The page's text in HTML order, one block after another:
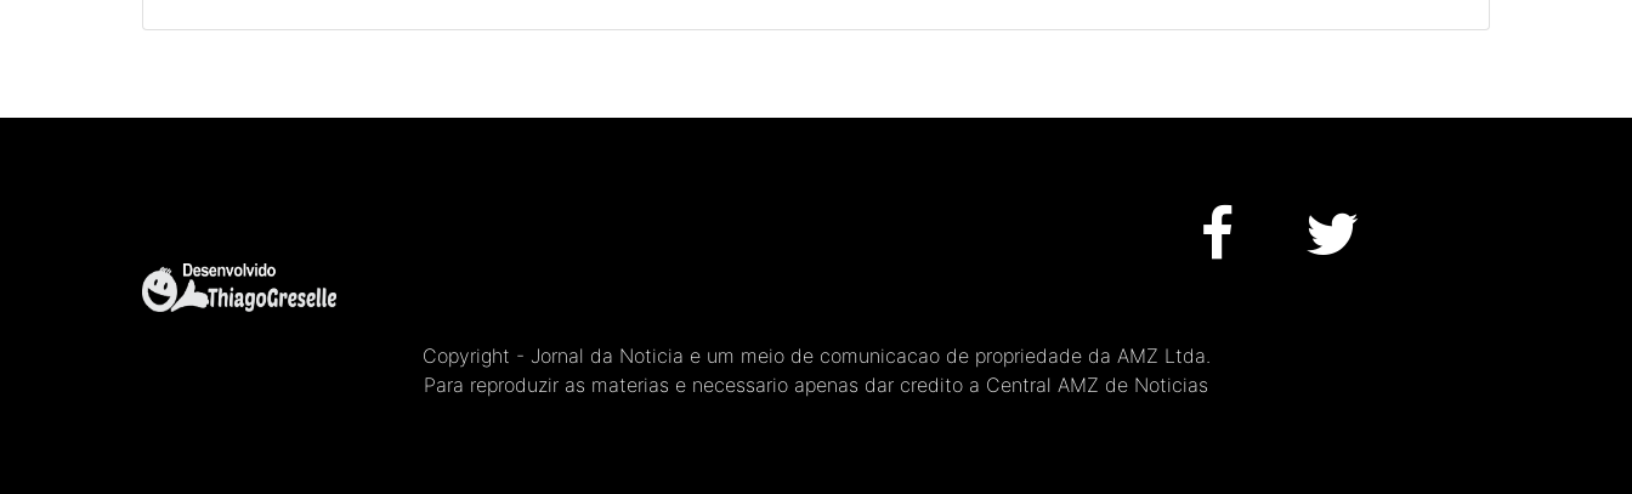
Copyright - Jornal da Noticia e um meio de comunicacao de propriedade da AMZ Ltda.
Para reproduzir as materias e necessario apenas dar credito a Central AMZ de Noticias